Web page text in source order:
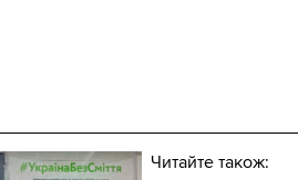
Читайте також: